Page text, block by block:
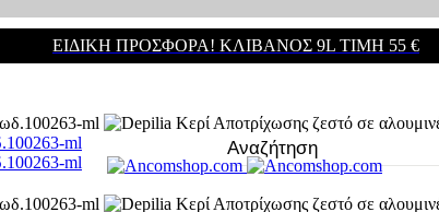
ΕΙΔΙΚΗ ΠΡΟΣΦΟΡΑ! ΚΛΊΒΑΝΟΣ 9L ΤΙΜΉ 55 €
ml
ml